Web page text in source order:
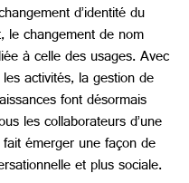
d’identité du
le changement de nom
à celle des usages. Avec
activités, la gestion de
font désormais
les collaborateurs d’une
émerger une façon de
et plus sociale.